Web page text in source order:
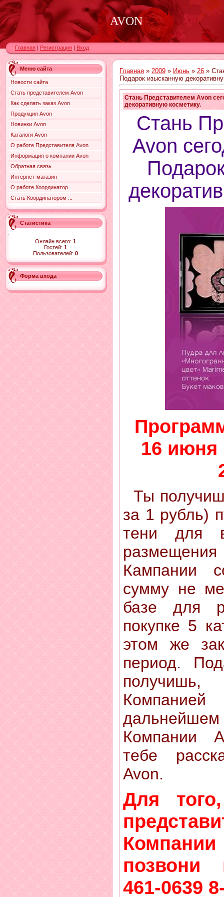
AVON
Главная | Регистрация | Вход
Меню сайта
Новости сайта
Стать представителем Avon
Как сделать заказ Avon
Продукция Avon
Новинки Avon
Каталоги Avon
О работе Представителя Avon
Информация о компании Avon
Обратная связь
Интернет-магазин
О работе Координатор...
Стать Координатором ...
Статистика
Онлайн всего: 1
Гостей: 1
Пользователей: 0
Форма входа
Главная » 2009 » Июнь » 26 »
Подарок изысканную
Стань Представителем Avon
декоративную косметику.
Стань
Avon
16 июня
Ты
за 1 рубль)
тени для
Кампании
сумму не
базе для
покупке 5
этом же
период.
Компании
тебе
Avon.
Для
позвони
461-0639